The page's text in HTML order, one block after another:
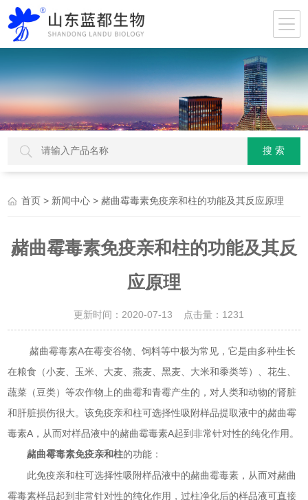
首页 > 新闻中心 > 赭曲霉毒素免疫亲和柱的功能及其反应原理
赭曲霉毒素免疫亲和柱的功能及其反
应原理
更新时间：2020-07-13 点击量： 1231
赭曲霉毒素A在霉变谷物、饲料等中极为常见，它是由多种生长
在粮食（小麦、玉米、大麦、燕麦、黑麦、大米和黍类等）、花生、
蔬菜（豆类）等农作物上的曲霉和青霉产生的，对人类和动物的肾脏
和肝脏损伤很大。该免疫亲和柱可选择性吸附样品提取液中的赭曲霉
毒素A，从而对样品液中的赭曲霉毒素A起到非常针对性的纯化作用。
赭曲霉毒素免疫亲和柱的功能：
此免疫亲和柱可选择性吸附样品液中的赭曲霉毒素，从而对赭曲
霉毒素样品起到非常针对性的纯化作用，过柱净化后的样品液可直接